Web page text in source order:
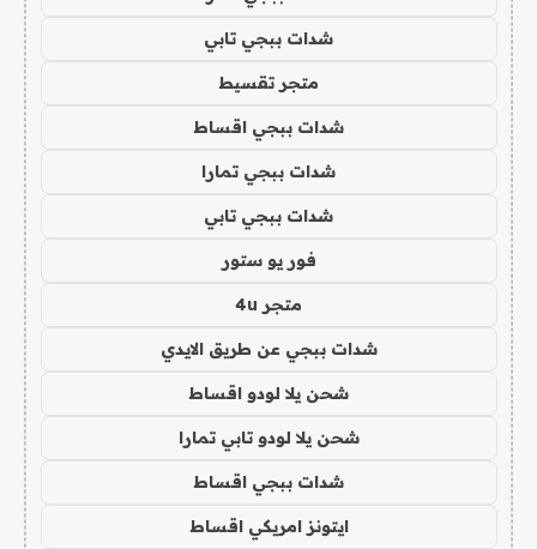
شدات ببجي تابي
متجر تقسيط
شدات ببجي اقساط
شدات ببجي تمارا
شدات ببجي تابي
فور يو ستور
متجر 4u
شدات ببجي عن طريق الايدي
شحن يلا لودو اقساط
شحن يلا لودو تابي تمارا
شدات ببجي اقساط
ايتونز امريكي اقساط